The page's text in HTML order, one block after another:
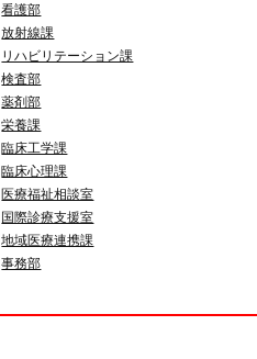
看護部
放射線課
リハビリテーション課
検査部
薬剤部
栄養課
臨床工学課
臨床心理課
医療福祉相談室
国際診療支援室
地域医療連携課
事務部